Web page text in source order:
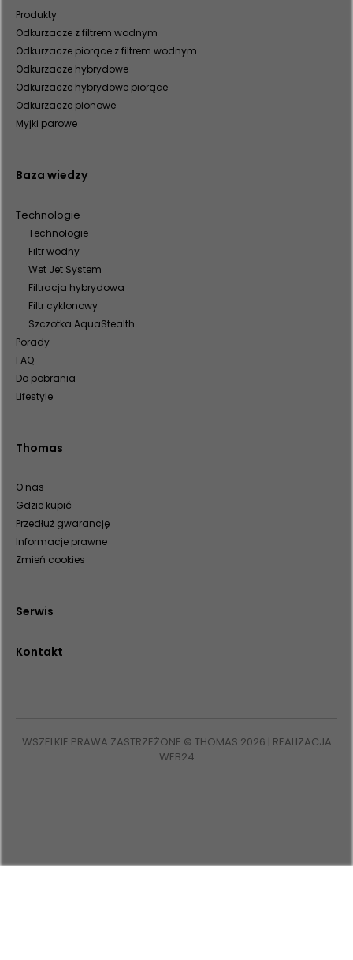
Produkty
Odkurzacze z filtrem wodnym
Odkurzacze piorące z filtrem wodnym
Odkurzacze hybrydowe
Odkurzacze hybrydowe piorące
Odkurzacze pionowe
Myjki parowe
Baza wiedzy
Technologie
Technologie
Filtr wodny
Wet Jet System
Filtracja hybrydowa
Filtr cyklonowy
Szczotka AquaStealth
Porady
FAQ
Do pobrania
Lifestyle
Thomas
O nas
Gdzie kupić
Przedłuż gwarancję
Informacje prawne
Zmień cookies
Serwis
Kontakt
WSZELKIE PRAWA ZASTRZEŻONE © THOMAS 2026 | REALIZACJA
WEB24